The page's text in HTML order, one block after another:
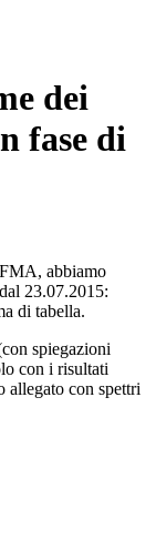
dei
fase di
abbiamo
23.07.2015:
di tabella.
spiegazioni
con i risultati
allegato con spettri